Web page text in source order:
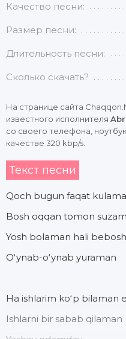
Качество песни:
Размер песни:
Длительность песни:
Сколько скачать?
На странице сайта
известного исполнителя
со своего телефона,
качестве 320 kbp/s.
Текст песни
Qoch bugun faqat
Bosh oqqan tomon
Yosh bolaman hali bebosh
Oʻynab-oʻynab yuraman
Ha ishlarim koʻp bilaman
Ishlarni bir sabab qilaman